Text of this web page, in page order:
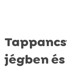
jégben